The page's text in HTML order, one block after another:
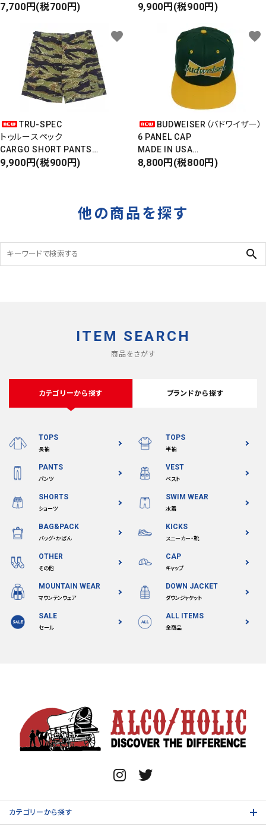
半袖Tシャツ
7,700円(税700円)
カーゴショートパンツ
タイガーカモ
9,900円(税900円)
TRU-SPEC
トゥルースペック
CARGO SHORT PANTS
カーゴショートパンツ
9,900円(税900円)
favorite
BUDWEISER（バドワイザー）
6 PANEL CAP
MADE IN USA
Front Design
8,800円(税800円)
favorite
他の商品を探す
search
ITEM SEARCH
商品をさがす
カテゴリーから探す ブランドから探す
TOPS
長袖
TOPS
半袖
PANTS
パンツ
VEST
ベスト
SHORTS
ショーツ
SWIM WEAR
水着
BAG&PACK
バッグ・かばん
KICKS
スニーカー・靴
OTHER
その他
CAP
キャップ
MOUNTAIN WEAR
マウンテンウェア
DOWN JACKET
ダウンジャケット
SALE
セール
ALL ITEMS
全商品
カテゴリーから探す